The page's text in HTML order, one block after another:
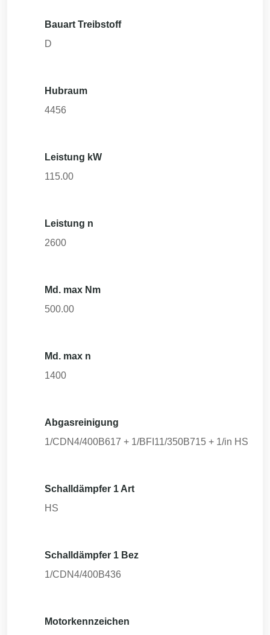
Bauart Treibstoff
D
Hubraum
4456
Leistung kW
115.00
Leistung n
2600
Md. max Nm
500.00
Md. max n
1400
Abgasreinigung
1/CDN4/400B617 + 1/BFI11/350B715 + 1/in HS
Schalldämpfer 1 Art
HS
Schalldämpfer 1 Bez
1/CDN4/400B436
Motorkennzeichen